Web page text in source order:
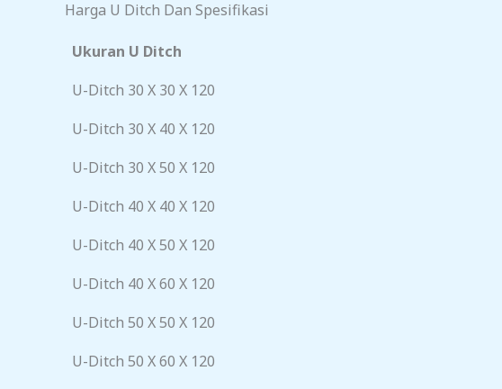
Harga U Ditch Dan Spesifikasi
Ukuran U Ditch
U-Ditch 30 X 30 X 120
U-Ditch 30 X 40 X 120
U-Ditch 30 X 50 X 120
U-Ditch 40 X 40 X 120
U-Ditch 40 X 50 X 120
U-Ditch 40 X 60 X 120
U-Ditch 50 X 50 X 120
U-Ditch 50 X 60 X 120